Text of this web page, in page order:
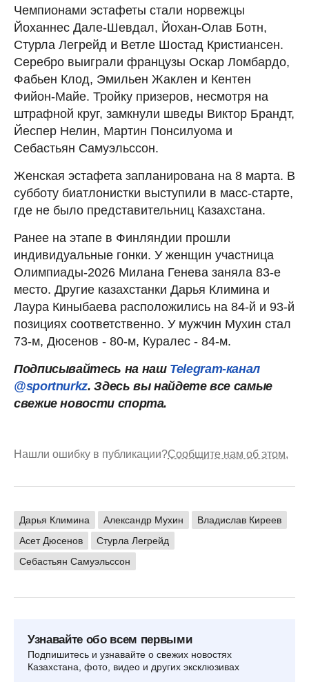
Чемпионами эстафеты стали норвежцы
Йоханнес Дале-Шевдал, Йохан-Олав Ботн,
Стурла Легрейд и Ветле Шостад Кристиансен.
Серебро выиграли французы Оскар Ломбардо,
Фабьен Клод, Эмильен Жаклен и Кентен
Фийон-Майе. Тройку призеров, несмотря на
штрафной круг, замкнули шведы Виктор Брандт,
Йеспер Нелин, Мартин Понсилуома и
Себастьян Самуэльссон.
Женская эстафета запланирована на 8 марта. В
субботу биатлонистки выступили в масс-старте,
где не было представительниц Казахстана.
Ранее на этапе в Финляндии прошли
индивидуальные гонки. У женщин участница
Олимпиады-2026 Милана Генева заняла 83-е
место. Другие казахстанки Дарья Климина и
Лаура Киныбаева расположились на 84-й и 93-й
позициях соответственно. У мужчин Мухин стал
73-м, Дюсенов - 80-м, Куралес - 84-м.
Подписывайтесь на наш Telegram-канал
@sportnurkz. Здесь вы найдете все самые
свежие новости спорта.
Нашли ошибку в публикации?Сообщите нам об этом.
Дарья Климина Александр Мухин
Владислав Киреев
Асет Дюсенов
Стурла Легрейд
Себастьян Самуэльссон
Узнавайте обо всем первыми
Подпишитесь и узнавайте о свежих новостях
Казахстана, фото, видео и других эксклюзивах